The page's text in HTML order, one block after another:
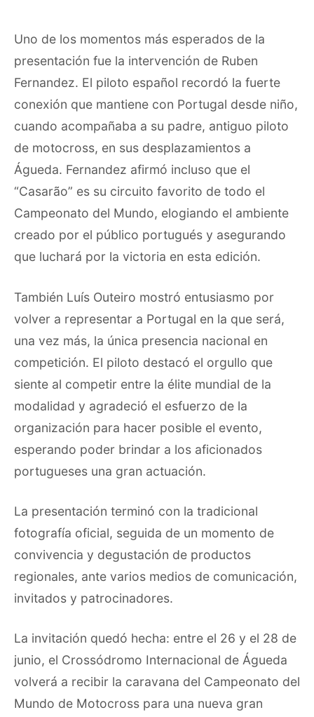
Uno de los momentos más esperados de la
presentación fue la intervención de Ruben
Fernandez. El piloto español recordó la fuerte
conexión que mantiene con Portugal desde niño,
cuando acompañaba a su padre, antiguo piloto
de motocross, en sus desplazamientos a
Águeda. Fernandez afirmó incluso que el
“Casarão” es su circuito favorito de todo el
Campeonato del Mundo, elogiando el ambiente
creado por el público portugués y asegurando
que luchará por la victoria en esta edición.
También Luís Outeiro mostró entusiasmo por
volver a representar a Portugal en la que será,
una vez más, la única presencia nacional en
competición. El piloto destacó el orgullo que
siente al competir entre la élite mundial de la
modalidad y agradeció el esfuerzo de la
organización para hacer posible el evento,
esperando poder brindar a los aficionados
portugueses una gran actuación.
La presentación terminó con la tradicional
fotografía oficial, seguida de un momento de
convivencia y degustación de productos
regionales, ante varios medios de comunicación,
invitados y patrocinadores.
La invitación quedó hecha: entre el 26 y el 28 de
junio, el Crossódromo Internacional de Águeda
volverá a recibir la caravana del Campeonato del
Mundo de Motocross para una nueva gran